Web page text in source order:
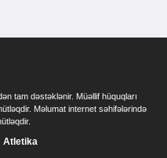
tam dəstəklənir. Müəllif hüquqları
Məlumat internet səhifələrində
Atletika